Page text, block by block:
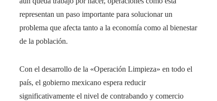
representan un paso importante para solucionar un
problema que afecta tanto a la economía como al bienestar
de la población.
Con el desarrollo de la «Operación Limpieza» en todo el
país, el gobierno mexicano espera reducir
significativamente el nivel de contrabando y comercio